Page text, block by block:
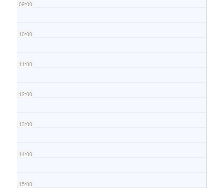
09:00
10:00
11:00
12:00
13:00
14:00
15:00